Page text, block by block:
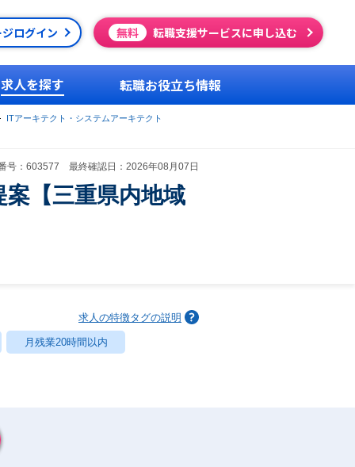
ログイン 無料 転職支援サービスに申し込む
求人を探す 転職お役立ち情報
ITアーキテクト・システムアーキテクト
号：603577 最終確認日：2026年08月07日
【三重県内地域
求人の特徴タグの説明
月残業20時間以内